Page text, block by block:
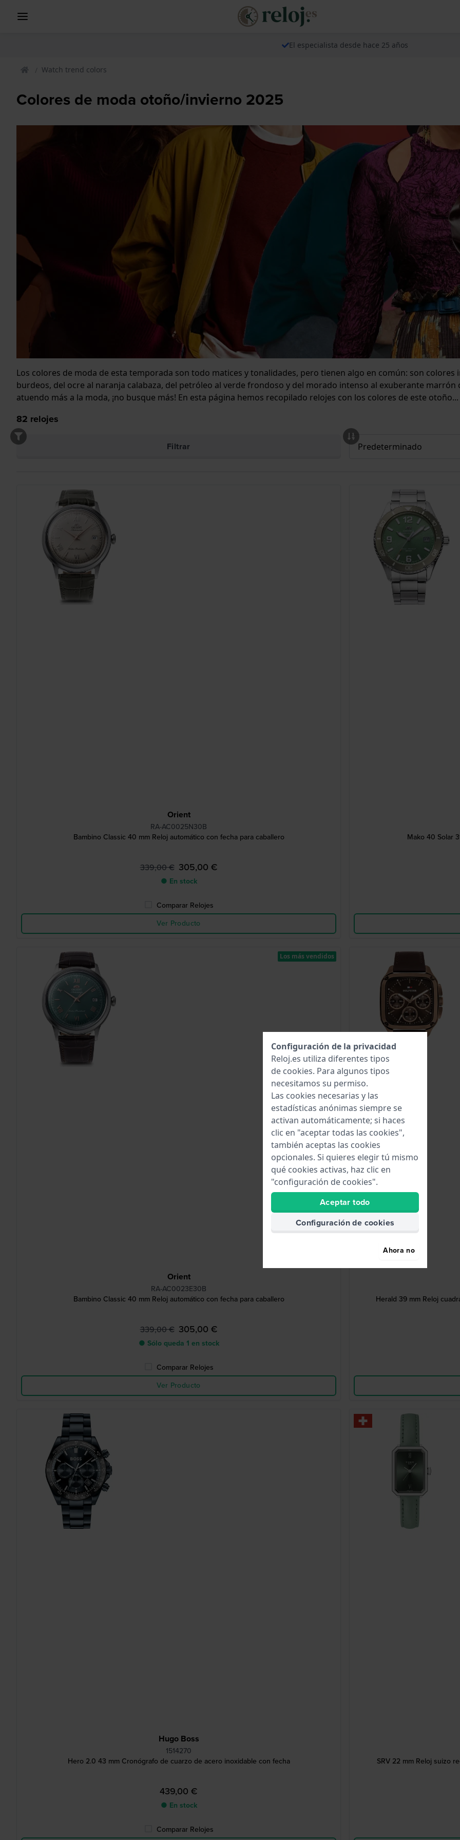
El especialista desde hace 25 años
Watch trend colors
Colores de moda otoño/invierno 2025
Los colores de moda de esta temporada son todo matices y tonalidades, pero tienen algo en común: son
burdeos, del ocre al naranja calabaza, del petróleo al verde frondoso y del morado intenso al exuberante
atuendo más a la moda, ¡no busque más! En esta página hemos recopilado relojes con los colores de este otoño...
82 relojes
Filtrar
Orient
RA-AC0025N30B
Bambino Classic 40 mm Reloj automático con fecha para caballero
339,00 € 305,00 €
● En stock
Comparar Relojes
Ver Producto
Mako 40 Solar
Orient
RA-AC0023E30B
Bambino Classic 40 mm Reloj automático con fecha para caballero
339,00 € 305,00 €
● Sólo queda 1 en stock
Comparar Relojes
Ver Producto
Los más vendidos
Herald 39 mm Reloj
Hugo Boss
1514270
Hero 2.0 43 mm Cronógrafo de cuarzo de acero inoxidable con fecha
439,00 €
● En stock
Comparar Relojes
SRV 22 mm Reloj suizo
Configuración de la privacidad
Reloj.es utiliza diferentes tipos
de cookies. Para algunos tipos
necesitamos su permiso.
Las cookies necesarias y las
estadísticas anónimas siempre se
activan automáticamente; si haces
clic en "aceptar todas las cookies",
también aceptas las cookies
opcionales. Si quieres elegir tú mismo
qué cookies activas, haz clic en
"configuración de cookies".
Aceptar todo
Configuración de cookies
Ahora no